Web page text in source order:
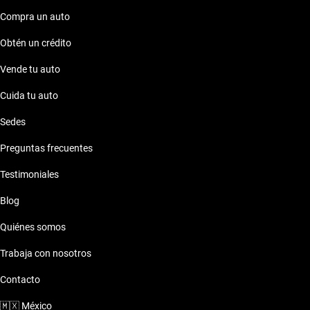
Compra un auto
Obtén un crédito
Vende tu auto
Cuida tu auto
Sedes
Preguntas frecuentes
Testimoniales
Blog
Quiénes somos
Trabaja con nosotros
Contacto
🇲🇽 México